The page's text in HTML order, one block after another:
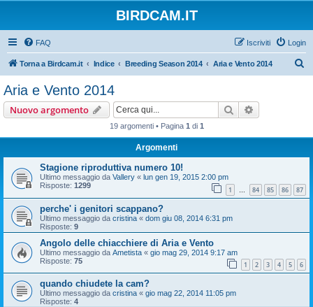
BIRDCAM.IT
FAQ Login
Iscriviti
Torna a Birdcam.it Indice Breeding Season 2014 Aria e Vento 2014
Aria e Vento 2014
Nuovo argomento Cerca
19 argomenti • Pagina 1 di 1
Argomenti
Stagione riproduttiva numero 10!
Ultimo messaggio da Vallery « lun gen 19, 2015 2:00 pm
Risposte: 1299 1 … 84 85 86 87
perche' i genitori scappano?
Ultimo messaggio da cristina « dom giu 08, 2014 6:31 pm
Risposte: 9
Angolo delle chiacchiere di Aria e Vento
Ultimo messaggio da Ametista « gio mag 29, 2014 9:17 am
Risposte: 75 1 2 3 4 5 6
quando chiudete la cam?
Ultimo messaggio da cristina « gio mag 22, 2014 11:05 pm
Risposte: 4